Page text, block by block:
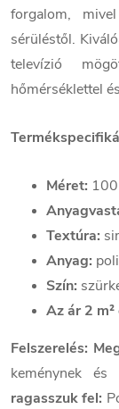
forgalom,
sérüléstől.
televízió
hőmérséklettel
Méret:
Textúra:
Anyag:
Szín:
Az ár 2
Felszerelés:
keménynek
ragasszuk fel: